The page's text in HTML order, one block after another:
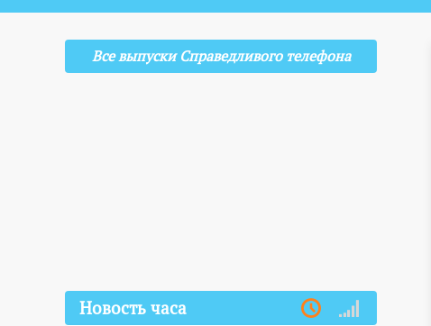
Все выпуски Справедливого телефона
Новость часа